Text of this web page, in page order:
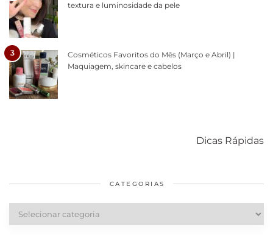
textura e luminosidade da pele
3
Cosméticos Favoritos do Mês (Março e Abril) |
Maquiagem, skincare e cabelos
Dicas Rápidas
diários
cabelos
CATEGORIAS
Categorias